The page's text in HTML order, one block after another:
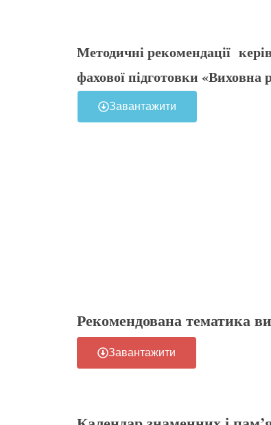
Методичні рекомендації
фахової підготовки «Виховна
Завантажити
Рекомендована тематика
Завантажити